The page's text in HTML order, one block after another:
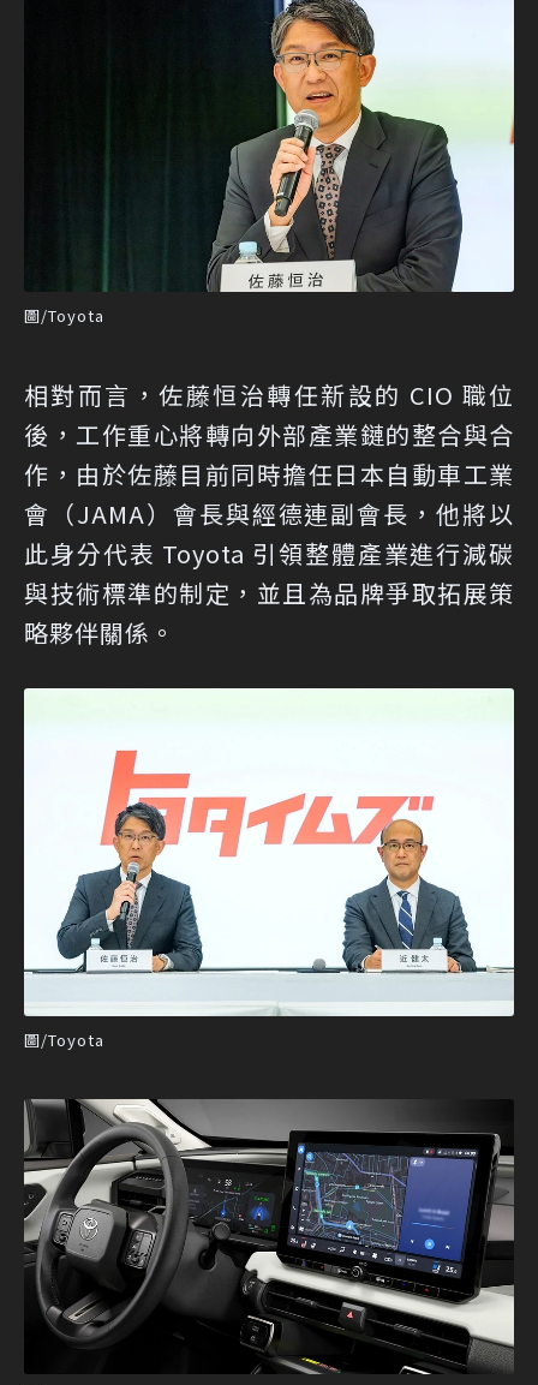
圖/Toyota
相對而言，佐藤恒治轉任新設的 CIO 職位
後，工作重心將轉向外部產業鏈的整合與合
作，由於佐藤目前同時擔任日本自動車工業
會（JAMA）會長與經德連副會長，他將以
此身分代表 Toyota 引領整體產業進行減碳
與技術標準的制定，並且為品牌爭取拓展策
略夥伴關係。
圖/Toyota